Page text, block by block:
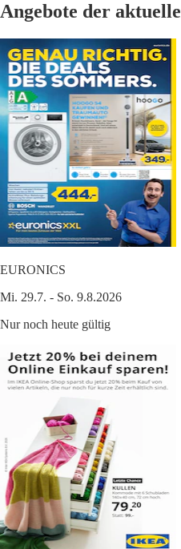
Angebote der
EURONICS
Mi. 29.7. - So. 9.8.2026
Nur noch heute gültig